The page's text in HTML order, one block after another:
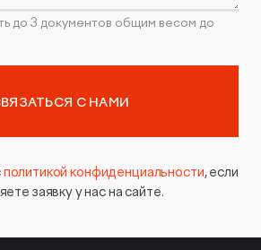
до 3 документов общим весом до
С НАМИ
политикой конфиденциальности, если
заявку у нас на сайте.